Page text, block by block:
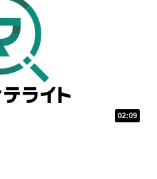
ます。
りします。
生されます。
02:09